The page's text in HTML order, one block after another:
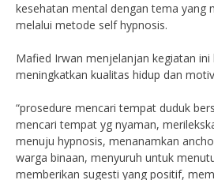
kesehatan mental dengan tema yang
melalui metode self hypnosis.
Mafied Irwan menjelanjan kegiatan
meningkatkan kualitas hidup dan
“prosedure mencari tempat duduk
mencari tempat yg nyaman,
menuju hypnosis, menanamkan
warga binaan, menyuruh untuk
memberikan sugesti yang positif,